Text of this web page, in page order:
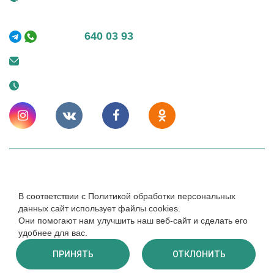
640 03 93
характер и ни при каких условиях не является публичной
офертой.
Создание и продвижение -
В соответствии с Политикой обработки персональных
данных сайт использует файлы cookies.
Они помогают нам улучшить наш веб-сайт и сделать его
удобнее для вас.
ПРИНЯТЬ ОТКЛОНИТЬ